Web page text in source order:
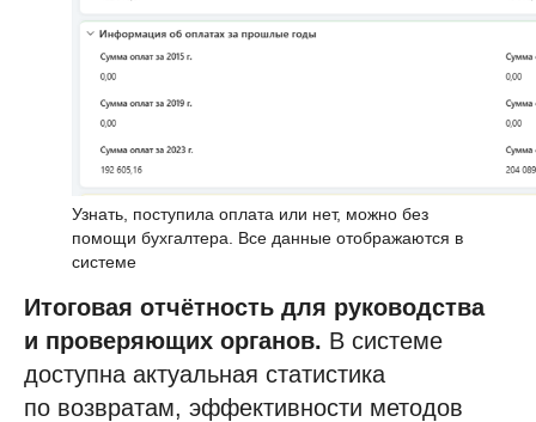
Узнать, поступила оплата или нет, можно без
помощи бухгалтера. Все данные отображаются в
системе
Итоговая отчётность для руководства
и проверяющих органов. В системе
доступна актуальная статистика
по возвратам, эффективности методов